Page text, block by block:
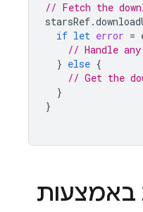
// Fetch the
starsRef.
if let error =
// Handle
} else {
// Get the
}
}
באמצעות